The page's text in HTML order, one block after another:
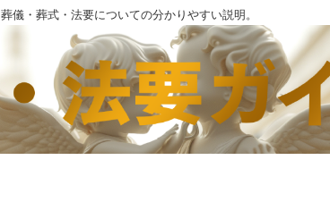
葬儀・葬式・法要についての分かりやすい説明。